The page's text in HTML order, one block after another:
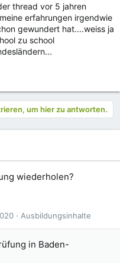
thread vor 5 jahren
erfahrungen irgendwie
gewundert hat....weiss ja
zu school
um hier zu antworten.
wiederholen?
Ausbildungsinhalte
in Baden-